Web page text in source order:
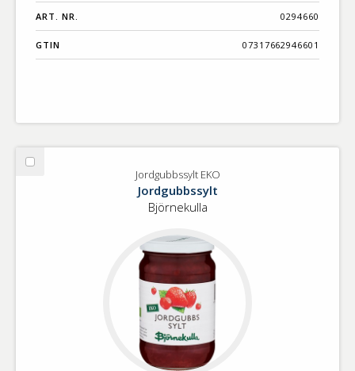
ART. NR. 0294660
GTIN 07317662946601
Välj
Jordgubbssylt EKO
Jordgubbssylt
Björnekulla